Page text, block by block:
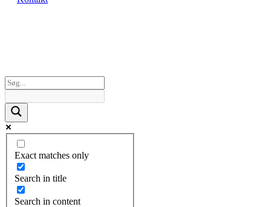
Exact matches only
Search in title
Search in content